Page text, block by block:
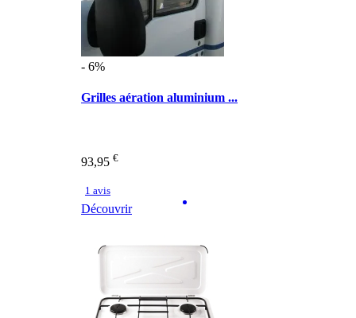
- 6%
Grilles aération aluminium ...
93,95 €
1 avis
Découvrir